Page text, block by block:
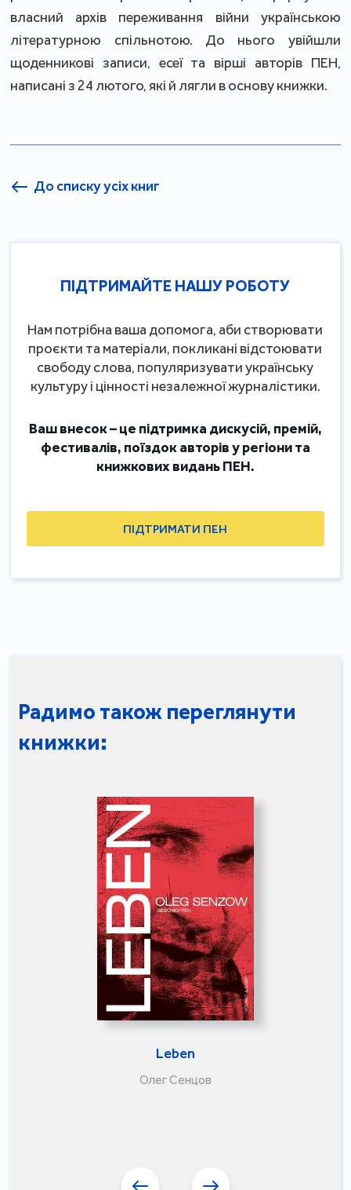
власний архів переживання війни українською
літературною спільнотою. До нього увійшли
щоденникові записи, есеї та вірші авторів ПЕН,
написані з 24 лютого, які й лягли в основу книжки.
До списку усіх книг
ПІДТРИМАЙТЕ НАШУ РОБОТУ
Нам потрібна ваша допомога, аби створювати
проєкти та матеріали, покликані відстоювати
свободу слова, популяризувати українську
культуру і цінності незалежної журналістики.
Ваш внесок – це підтримка дискусій, премій,
фестивалів, поїздок авторів у регіони та
книжкових видань ПЕН.
ПІДТРИМАТИ ПЕН
Радимо також переглянути
книжки:
Leben
Олег Сенцов